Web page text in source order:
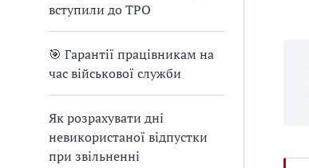
вступили до ТРО
🎯 Гарантії працівникам на
час військової служби
Як розрахувати дні
невикористаної відпустки
при звільненні